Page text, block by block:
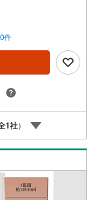
ごし頂けます。■
間で人生を豊かにす
との時間も増えて幸
承ります。■住まい
の空気や雰囲気を感
問合せくださいま
大切です。現地の
ください！■ ご来店
。詳しくは営業ス
辺の教育施設やスー
情報等がわかる「物
せてご案内もOK-ご
見学もOKです！
件
1社）